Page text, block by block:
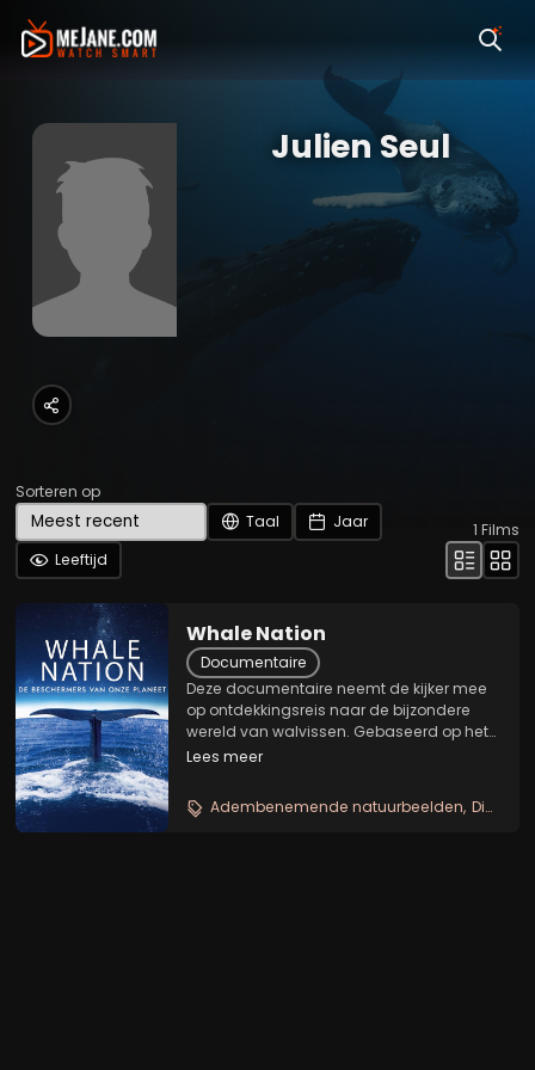
Julien Seul
Sorteren op
Taal
Jaar
Leeftijd
1 Films
Whale Nation
Documentaire
Deze documentaire neemt de kijker mee
op ontdekkingsreis naar de bijzondere
wereld van walvissen. Gebaseerd op het
boek van Heathcote Williams toont de film
buitengewone zoogdieren, met hun
complexe en...
Lees meer
Adembenemende natuurbeelden Diepzee ontdekking